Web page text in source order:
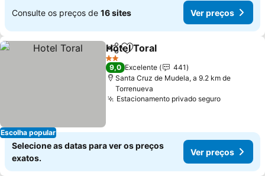
Consulte os preços de 16 sites Ver preços
Escolha popular
PartilharAdicionar aos favoritos
Hotel Toral
2 Estrelas
9,0 Excelente
441
Santa Cruz de Mudela, a 9.2 km de
Torrenueva
Estacionamento privado seguroVer
Selecione as datas para ver os preços
exatos.
Ver preços